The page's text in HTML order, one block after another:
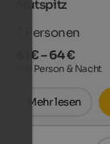
Mutspitz
Personen
61 € – 64 €
pro Person & Nacht
Mehr lesen